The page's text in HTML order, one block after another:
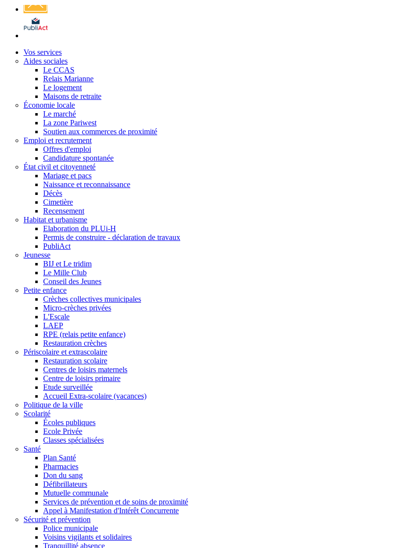
Affichage
légal
Vos services
Aides sociales
Le CCAS
Relais Marianne
Le logement
Maisons de retraite
Économie locale
Le marché
La zone Pariwest
Soutien aux commerces de proximité
Emploi et recrutement
Offres d'emploi
Candidature spontanée
État civil et citoyenneté
Mariage et pacs
Naissance et reconnaissance
Décès
Cimetière
Recensement
Habitat et urbanisme
Elaboration du PLUi-H
Permis de construire - déclaration de travaux
PubliAct
Jeunesse
BIJ et Le tridim
Le Mille Club
Conseil des Jeunes
Petite enfance
Crèches collectives municipales
Micro-crèches privées
L'Escale
LAEP
RPE (relais petite enfance)
Restauration crèches
Périscolaire et extrascolaire
Restauration scolaire
Centres de loisirs maternels
Centre de loisirs primaire
Etude surveillée
Accueil Extra-scolaire (vacances)
Politique de la ville
Scolarité
Écoles publiques
Ecole Privée
Classes spécialisées
Santé
Plan Santé
Pharmacies
Don du sang
Défibrillateurs
Mutuelle communale
Services de prévention et de soins de proximité
Appel à Manifestation d'Intérêt Concurrente
Sécurité et prévention
Police municipale
Voisins vigilants et solidaires
Tranquillité absence